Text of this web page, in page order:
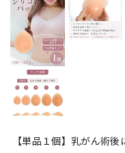
【単品１個】乳がん術